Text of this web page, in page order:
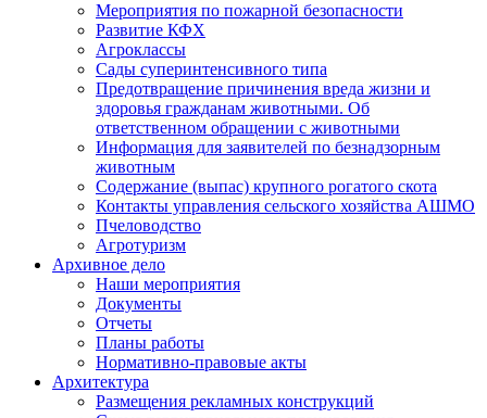
Мероприятия по пожарной безопасности
Развитие КФХ
Агроклассы
Сады суперинтенсивного типа
Предотвращение причинения вреда жизни и
здоровья гражданам животными. Об
ответственном обращении с животными
Информация для заявителей по безнадзорным
животным
Содержание (выпас) крупного рогатого скота
Контакты управления сельского хозяйства АШМО
Пчеловодство
Агротуризм
Архивное дело
Наши мероприятия
Документы
Отчеты
Планы работы
Нормативно-правовые акты
Архитектура
Размещения рекламных конструкций